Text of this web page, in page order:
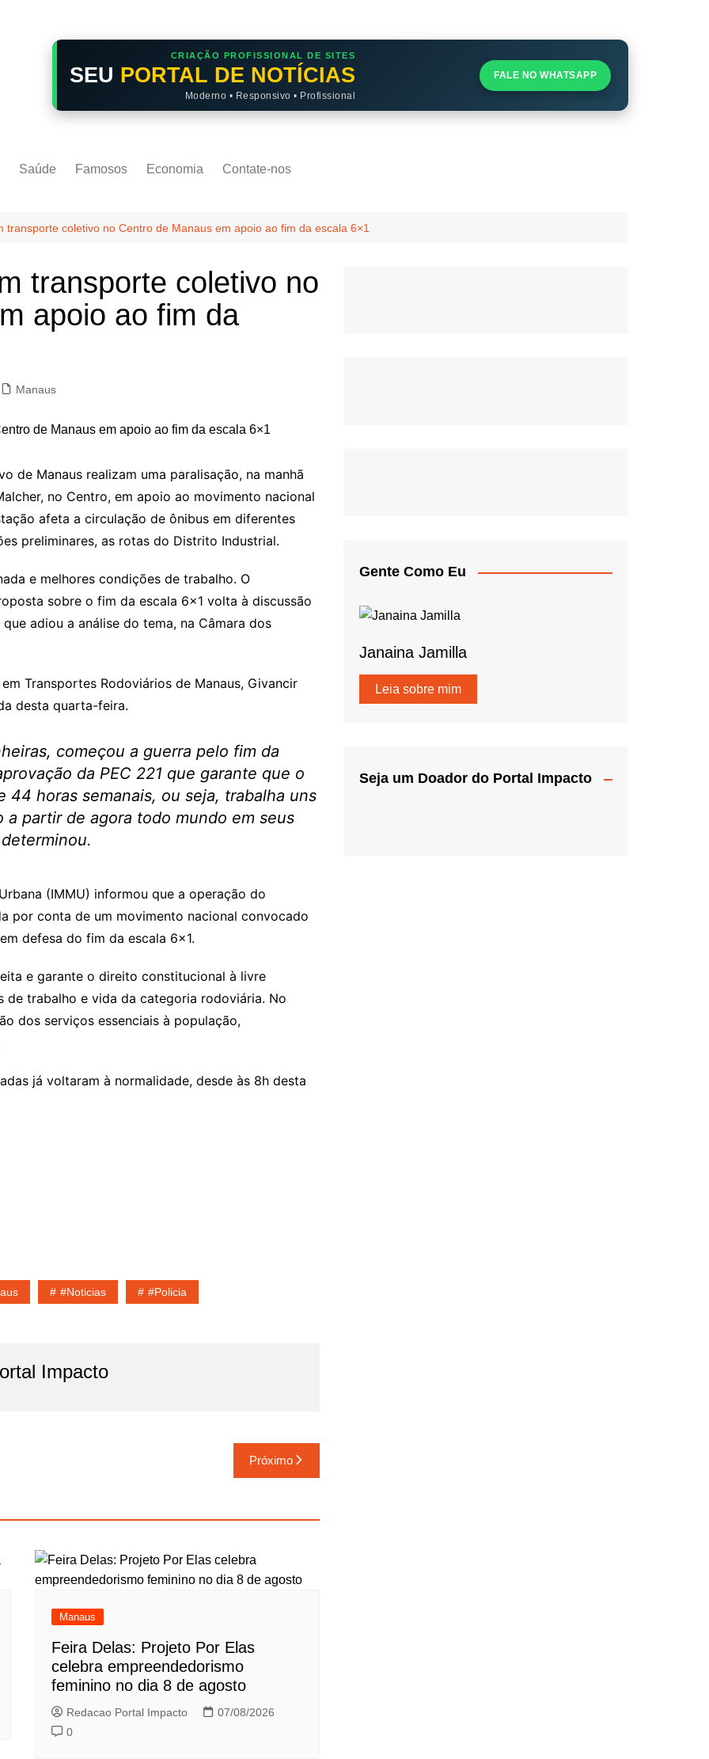
CRIAÇÃO PROFISSIONAL DE SITES
SEU PORTAL DE NOTÍCIAS
Moderno • Responsivo • Profissional
FALE NO WHATSAPP
Saúde Famosos Economia Contate-nos
transporte coletivo no Centro de Manaus em apoio ao fim da escala 6×1
transporte coletivo no
apoio ao fim da
Manaus
de Manaus realizam uma paralisação, na manhã
no Centro, em apoio ao movimento nacional
afeta a circulação de ônibus em diferentes
preliminares, as rotas do Distrito Industrial.
e melhores condições de trabalho. O
sobre o fim da escala 6×1 volta à discussão
adiou a análise do tema, na Câmara dos
Transportes Rodoviários de Manaus, Givancir
desta quarta-feira.
começou a guerra pelo fim da
da PEC 221 que garante que o
44 horas semanais, ou seja, trabalha uns
partir de agora todo mundo em seus
(IMMU) informou que a operação do
por conta de um movimento nacional convocado
defesa do fim da escala 6×1.
e garante o direito constitucional à livre
de trabalho e vida da categoria rodoviária. No
dos serviços essenciais à população,
já voltaram à normalidade, desde às 8h desta
#noticias #policia
Impacto
Próximo
Manaus
Feira Delas: Projeto Por Elas
celebra empreendedorismo
feminino no dia 8 de agosto
Redacao Portal Impacto
07/08/2026
0
Gente Como Eu
Janaina Jamilla
Leia sobre mim
Seja um Doador do Portal Impacto